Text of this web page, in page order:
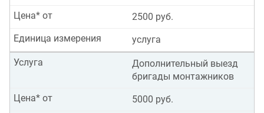
2500 руб.
Цена* от
услуга
Единица измерения
Дополнительный выезд
бригады монтажников
Услуга
5000 руб.
Цена* от